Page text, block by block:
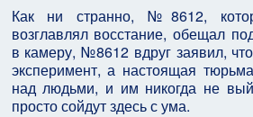
Как ни странно, №8612,
возглавлял восстание, обещал
в камеру, №8612 вдруг заявил,
эксперимент, а настоящая
над людьми, и им никогда не
просто сойдут здесь с ума.